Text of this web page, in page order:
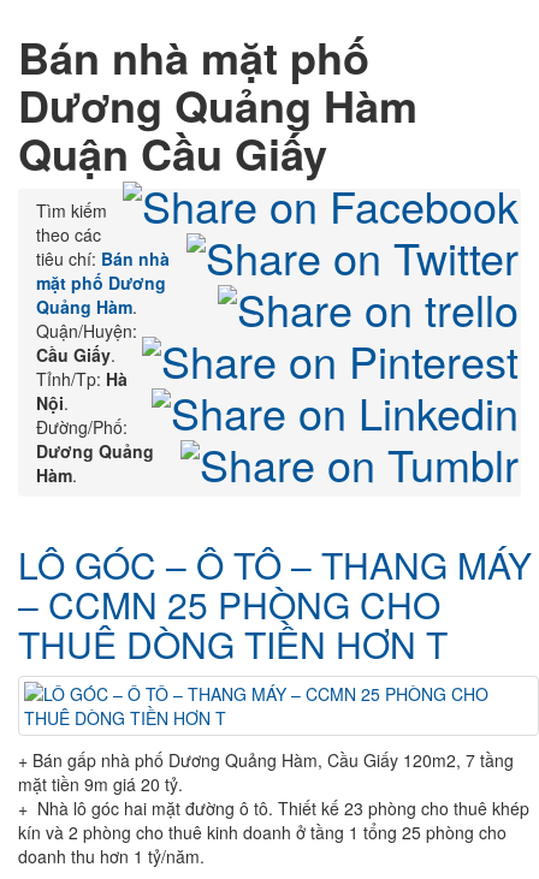
Bán nhà mặt phố
Dương Quảng Hàm
Quận Cầu Giấy
Tìm kiếm
theo các
tiêu chí: Bán nhà
mặt phố Dương
Quảng Hàm.
Quận/Huyện:
Cầu Giấy.
Tỉnh/Tp: Hà
Nội.
Đường/Phố:
Dương Quảng
Hàm.
LÔ GÓC – Ô TÔ – THANG MÁY
– CCMN 25 PHÒNG CHO
THUÊ DÒNG TIỀN HƠN T
+ Bán gấp nhà phố Dương Quảng Hàm, Cầu Giấy 120m2, 7 tầng
mặt tiền 9m giá 20 tỷ.
+ Nhà lô góc hai mặt đường ô tô. Thiết kế 23 phòng cho thuê khép
kín và 2 phòng cho thuê kinh doanh ở tầng 1 tổng 25 phòng cho
doanh thu hơn 1 tỷ/năm.